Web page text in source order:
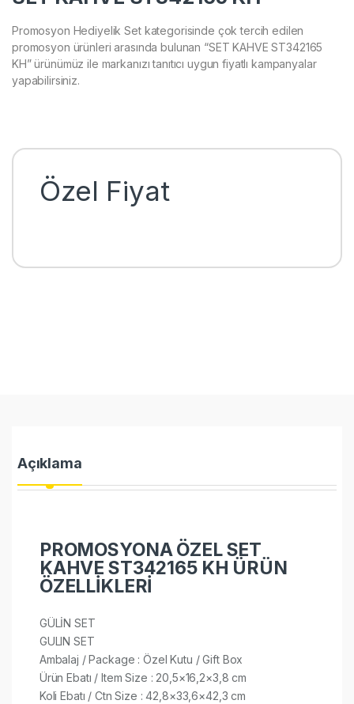
Promosyon Hediyelik Set kategorisinde çok tercih edilen
promosyon ürünleri arasında bulunan “SET KAHVE ST342165
KH” ürünümüz ile markanızı tanıtıcı uygun fiyatlı kampanyalar
yapabilirsiniz.
Özel Fiyat
Açıklama
PROMOSYONA ÖZEL SET
KAHVE ST342165 KH ÜRÜN
ÖZELLİKLERİ
GÜLİN SET
GULIN SET
Ambalaj / Package : Özel Kutu / Gift Box
Ürün Ebatı / Item Size : 20,5×16,2×3,8 cm
Koli Ebatı / Ctn Size : 42,8×33,6×42,3 cm